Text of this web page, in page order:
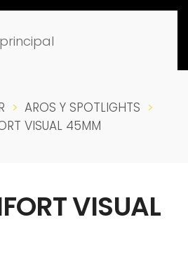
AROS Y SPOTLIGHTS
VISUAL 45MM
VISUAL